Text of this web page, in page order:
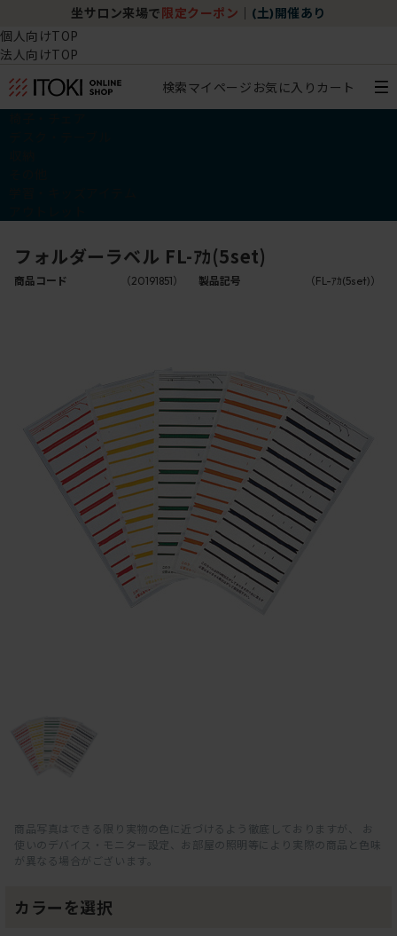
坐サロン来場で 限定クーポン (土)開催あり
個人向けTOP
法人向けTOP
検索マイページ お気に入り カート
フォルダーラベル FL-ｱｶ(5set)
商品コード （20191851） 製品記号 （FL-ｱｶ(5set)）
商品写真はできる限り実物の色に近づけるよう徹底しておりますが、 お
使いのデバイス・モニター設定、お部屋の照明等により実際の商品と色味
が異なる場合がございます。
カラーを選択